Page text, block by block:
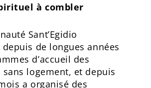
à combler
Sant’Egidio
de longues années
d’accueil des
sans logement, et depuis
a organisé des